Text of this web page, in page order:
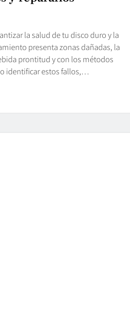
la salud de tu disco duro y la
presenta zonas dañadas, la
prontitud y con los métodos
identificar estos fallos,…